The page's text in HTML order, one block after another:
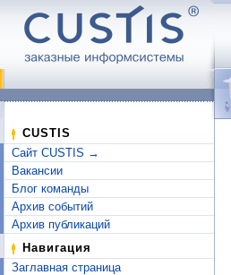
CUSTIS
Сайт CUSTIS →
Вакансии
Блог команды
Архив событий
Архив публикаций
Навигация
Заглавная страница